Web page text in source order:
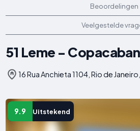
Beoordelingen
Veelgestelde
51 Leme -
16 Rua Anchieta 1104, Rio de
9.9 Uitstekend